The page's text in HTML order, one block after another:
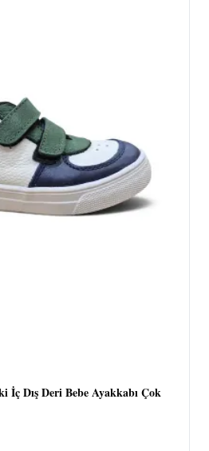
Dış Deri Bebe Ayakkabı Çok